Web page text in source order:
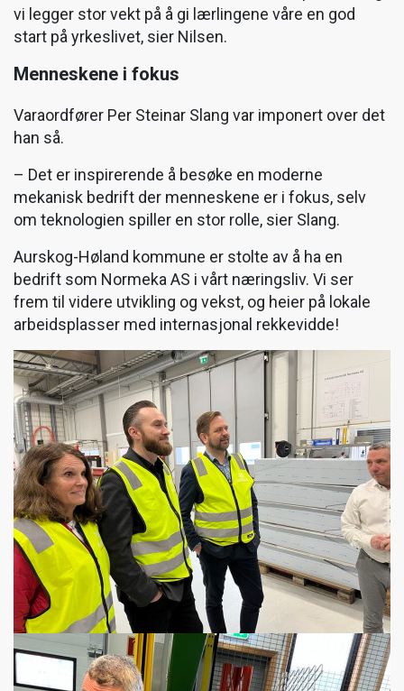
vi legger stor vekt på å gi lærlingene våre en god
start på yrkeslivet, sier Nilsen.
Menneskene i fokus
Varaordfører Per Steinar Slang var imponert over det
han så.
– Det er inspirerende å besøke en moderne
mekanisk bedrift der menneskene er i fokus, selv
om teknologien spiller en stor rolle, sier Slang.
Aurskog-Høland kommune er stolte av å ha en
bedrift som Normeka AS i vårt næringsliv. Vi ser
frem til videre utvikling og vekst, og heier på lokale
arbeidsplasser med internasjonal rekkevidde!